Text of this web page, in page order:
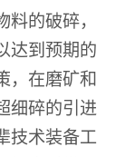
的破碎，
达到预期的
，在磨矿和
细碎的引进
技术装备工